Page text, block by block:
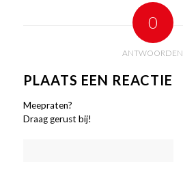
0
ANTWOORDEN
PLAATS EEN REACTIE
Meepraten?
Draag gerust bij!